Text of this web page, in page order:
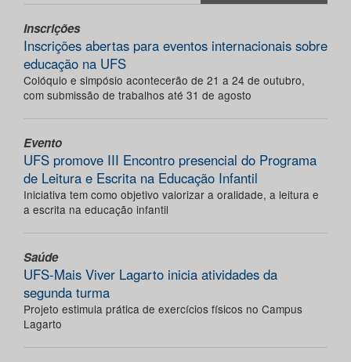
Inscrições
Inscrições abertas para eventos internacionais sobre
educação na UFS
Colóquio e simpósio acontecerão de 21 a 24 de outubro,
com submissão de trabalhos até 31 de agosto
Evento
UFS promove III Encontro presencial do Programa
de Leitura e Escrita na Educação Infantil
Iniciativa tem como objetivo valorizar a oralidade, a leitura e
a escrita na educação infantil
Saúde
UFS-Mais Viver Lagarto inicia atividades da
segunda turma
Projeto estimula prática de exercícios físicos no Campus
Lagarto